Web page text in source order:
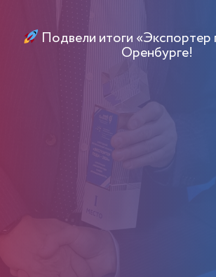
Подвели итоги «Экспортер
Оренбурге!